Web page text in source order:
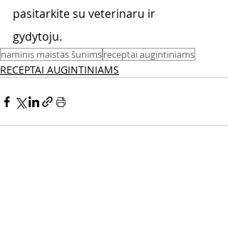
pasitarkite su veterinaru ir
gydytoju.
naminis maistas šunimsreceptai augintiniams
RECEPTAI AUGINTINIAMS